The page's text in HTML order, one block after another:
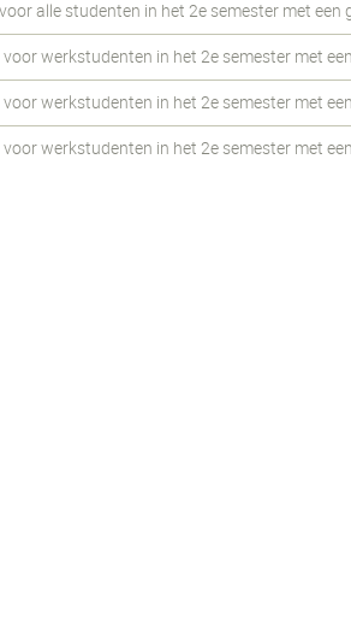
alle studenten in het 2e semester met een
werkstudenten in het 2e semester met
werkstudenten in het 2e semester met
werkstudenten in het 2e semester met